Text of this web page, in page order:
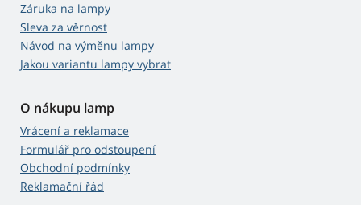
Záruka na lampy
Sleva za věrnost
Návod na výměnu lampy
Jakou variantu lampy vybrat
O nákupu lamp
Vrácení a reklamace
Formulář pro odstoupení
Obchodní podmínky
Reklamační řád